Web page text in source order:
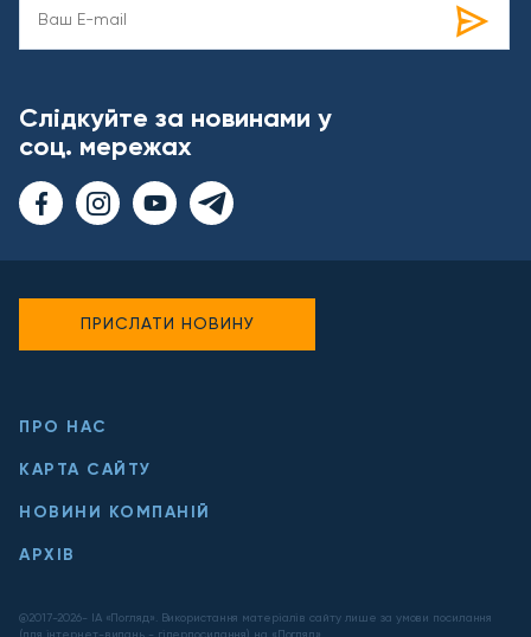
Слідкуйте за новинами у
соц. мережах
ПРО НАС
КАРТА САЙТУ
НОВИНИ КОМПАНІЙ
АРХІВ
@2017-2026- ІА «Погляд». Використання матеріалів сайту лише за умови посилання
(для інтернет-видань - гіперпосилання) на «Погляд».
ПРИСЛАТИ НОВИНУ